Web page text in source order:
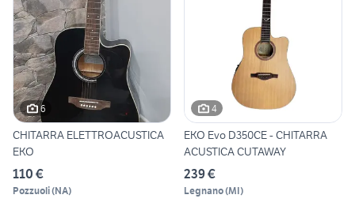
6
CHITARRA ELETTROACUSTICA
EKO
110 €
Pozzuoli(NA)
4
EKO Evo D350CE - CHITARRA
ACUSTICA CUTAWAY
239 €
Legnano(MI)